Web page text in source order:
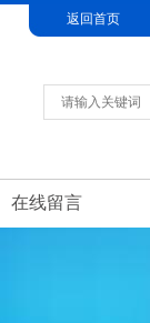
返回首页
在线留言